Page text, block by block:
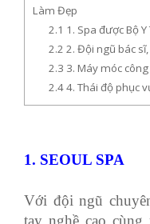
Làm Đẹp
2.1 1. Spa được Bộ
2.2 2. Đội ngũ bác
2.3 3. Máy móc
2.44. Thái độ phục
1. SEOUL SPA
Với đội ngũ
tay nghề cao